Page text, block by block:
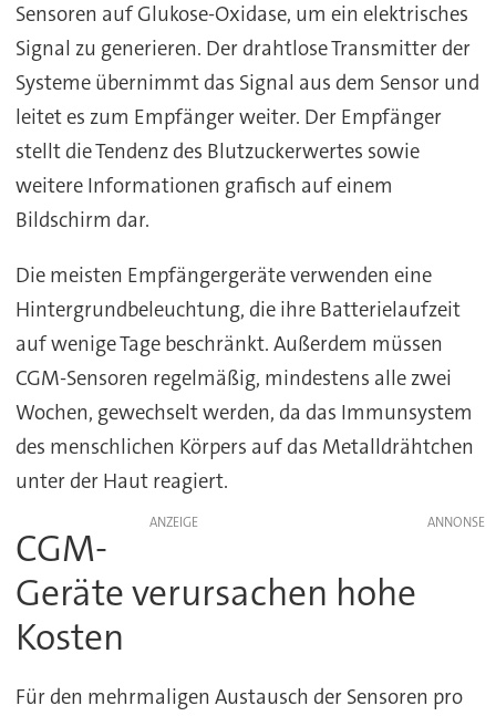
Sensoren auf Glukose-Oxidase, um ein elektrisches
Signal zu generieren. Der drahtlose Transmitter der
Systeme übernimmt das Signal aus dem Sensor und
leitet es zum Empfänger weiter. Der Empfänger
stellt die Tendenz des Blutzuckerwertes sowie
weitere Informationen grafisch auf einem
Bildschirm dar.
Die meisten Empfängergeräte verwenden eine
Hintergrundbeleuchtung, die ihre Batterielaufzeit
auf wenige Tage beschränkt. Außerdem müssen
CGM-Sensoren regelmäßig, mindestens alle zwei
Wochen, gewechselt werden, da das Immunsystem
des menschlichen Körpers auf das Metalldrähtchen
unter der Haut reagiert.
ANZEIGE
CGM-
Geräte verursachen hohe
Kosten
Für den mehrmaligen Austausch der Sensoren pro